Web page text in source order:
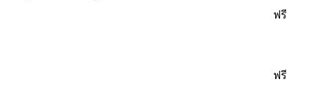
ฟรี
ฟรี